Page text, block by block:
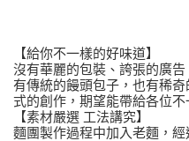
【給你不一樣的好味道】
沒有華麗的包裝、誇張的廣
有傳統的饅頭包子，也有稀
式的創作，期望能帶給各位不
【素材嚴選 工法講究】
麵團製作過程中加入老麵，